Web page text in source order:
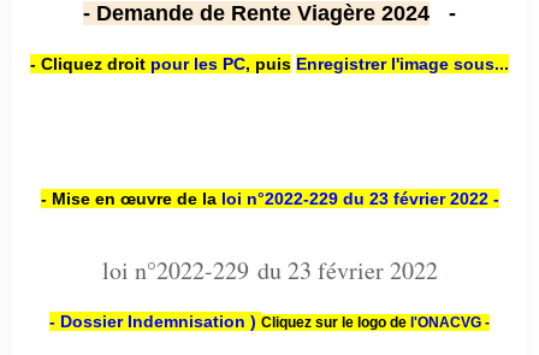
- Demande de Rente Viagère 2024 -
- Cliquez droit pour les PC, puis Enregistrer l'image sous...
- Mise en œuvre de la loi n°2022-229 du 23 février 2022 -
loi n°2022-229 du 23 février 2022
- Dossier Indemnisation ) Cliquez sur le logo de l'ONACVG -